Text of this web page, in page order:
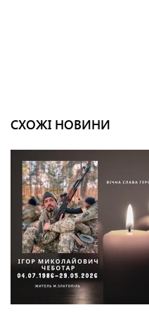
СХОЖІ НОВИНИ